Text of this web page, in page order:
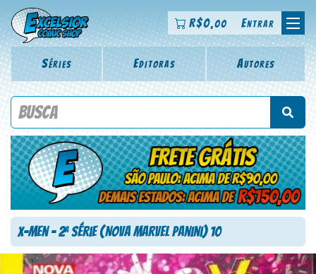
R$0,00 Entrar
Séries Editoras Autores
Procure por título da revista, personagem, série, escritor,
X-Men – 2aSérie (Nova Marvel Panini) 10